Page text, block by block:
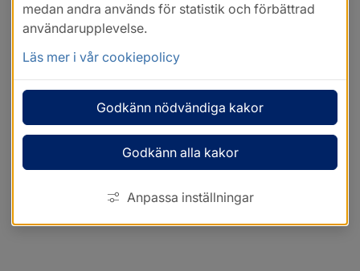
medan andra används för statistik och förbättrad
användarupplevelse.
Läs mer i vår cookiepolicy
Godkänn nödvändiga kakor
Godkänn alla kakor
Anpassa inställningar